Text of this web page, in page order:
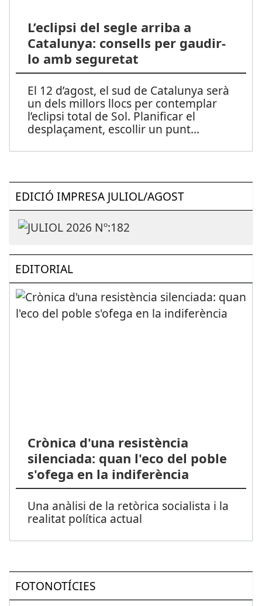
L’eclipsi del segle arriba a
Catalunya: consells per gaudir-
lo amb seguretat
El 12 d’agost, el sud de Catalunya serà
un dels millors llocs per contemplar
l’eclipsi total de Sol. Planificar el
desplaçament, escollir un punt...
EDICIÓ IMPRESA JULIOL/AGOST
EDITORIAL
Crònica d'una resistència
silenciada: quan l'eco del poble
s'ofega en la indiferència
Una anàlisi de la retòrica socialista i la
realitat política actual
FOTONOTÍCIES